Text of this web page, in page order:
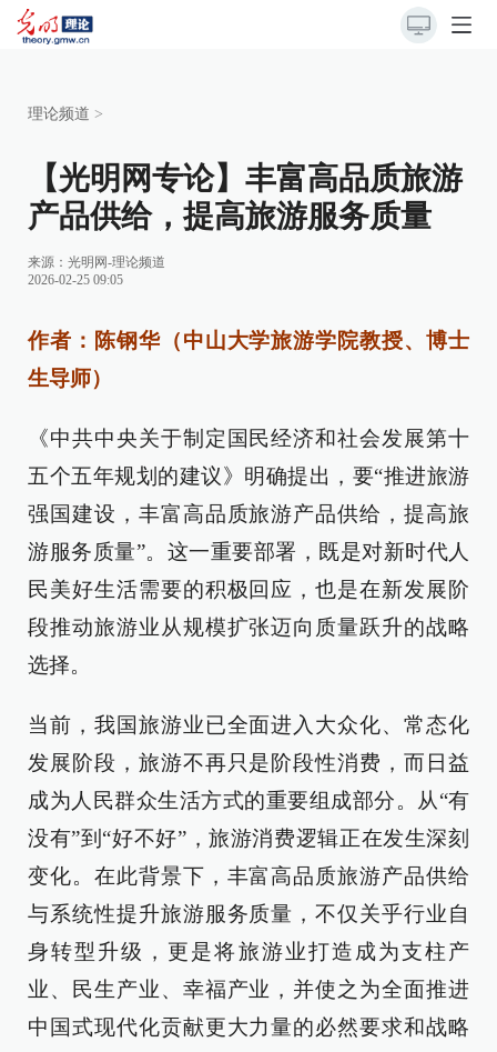
理论频道 >
【光明网专论】丰富高品质旅游
产品供给，提高旅游服务质量
来源： 光明网-理论频道
2026-02-25 09:05
作者：陈钢华（中山大学旅游学院教授、博士
生导师）
《中共中央关于制定国民经济和社会发展第十
五个五年规划的建议》明确提出，要“推进旅游
强国建设，丰富高品质旅游产品供给，提高旅
游服务质量”。这一重要部署，既是对新时代人
民美好生活需要的积极回应，也是在新发展阶
段推动旅游业从规模扩张迈向质量跃升的战略
选择。
当前，我国旅游业已全面进入大众化、常态化
发展阶段，旅游不再只是阶段性消费，而日益
成为人民群众生活方式的重要组成部分。从“有
没有”到“好不好”，旅游消费逻辑正在发生深刻
变化。在此背景下，丰富高品质旅游产品供给
与系统性提升旅游服务质量，不仅关乎行业自
身转型升级，更是将旅游业打造成为支柱产
业、民生产业、幸福产业，并使之为全面推进
中国式现代化贡献更大力量的必然要求和战略